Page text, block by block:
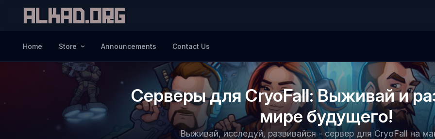
Home Store Announcements Contact Us
Серверы для CryoFall: Выживай и
мире будущего!
Выживай, исследуй, развивайся - сервер для CryoFall на